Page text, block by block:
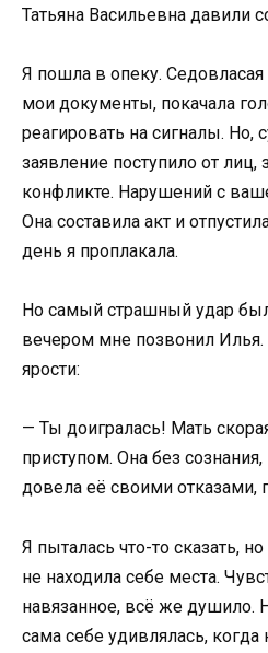
Татьяна Васильевна давили
Я пошла в опеку. Седовласая
мои документы, покачала
реагировать на сигналы. Но,
заявление поступило от лиц,
конфликте. Нарушений с
Она составила акт и
день я проплакала.
Но самый страшный удар
вечером мне позвонил Илья.
ярости:
— Ты доигралась! Мать
приступом. Она без
довела её своими отказами,
Я пыталась что-то сказать,
не находила себе места.
навязанное, всё же душило.
сама себе удивлялась,